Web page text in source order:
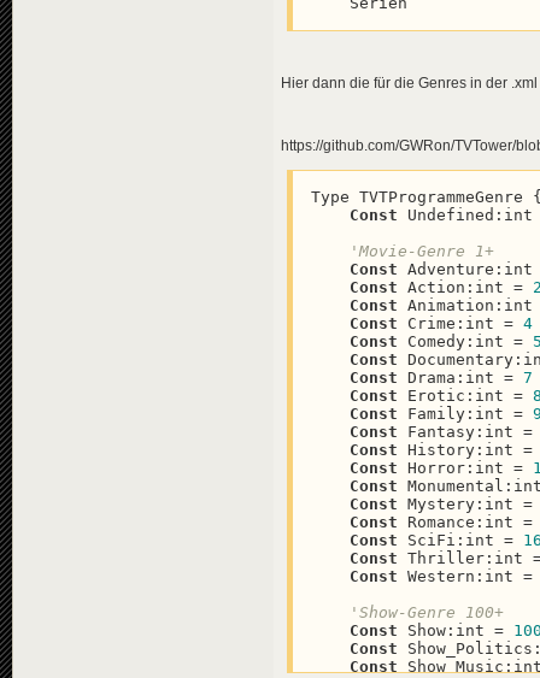
Hier dann die für die Genres in der
https://github.com/GWRon/TVTower/
Type TVTProgrammeGenre
Const
'Movie-Genre 1+
Const
Const Action:int =
Const
Const Crime:int = 4
Const Comedy:int =
Const
Const Drama:int = 7
Const Erotic:int =
Const Family:int =
Const Fantasy:int
Const History:int
Const Horror:int =
Const
Const Mystery:int
Const Romance:int
Const SciFi:int =
Const Thriller:int
Const Western:int
'Show-Genre 100+
Const Show:int =
Const
Const